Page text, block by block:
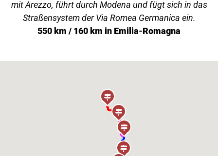
mit Arezzo, führt durch Modena und fügt sich in das
Straßensystem der Via Romea Germanica ein.
550 km / 160 km in Emilia-Romagna